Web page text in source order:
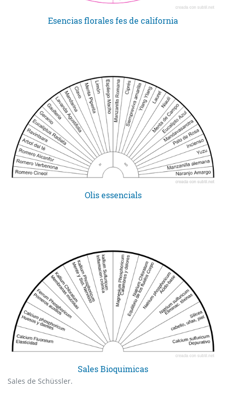
Esencias florales fes de california
Olis essencials
Sales Bioquimicas
Sales de Schüssler.